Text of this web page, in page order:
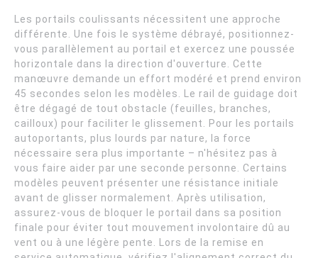
Les portails coulissants nécessitent une approche
différente. Une fois le système débrayé, positionnez-
vous parallèlement au portail et exercez une poussée
horizontale dans la direction d'ouverture. Cette
manœuvre demande un effort modéré et prend environ
45 secondes selon les modèles. Le rail de guidage doit
être dégagé de tout obstacle (feuilles, branches,
cailloux) pour faciliter le glissement. Pour les portails
autoportants, plus lourds par nature, la force
nécessaire sera plus importante – n'hésitez pas à
vous faire aider par une seconde personne. Certains
modèles peuvent présenter une résistance initiale
avant de glisser normalement. Après utilisation,
assurez-vous de bloquer le portail dans sa position
finale pour éviter tout mouvement involontaire dû au
vent ou à une légère pente. Lors de la remise en